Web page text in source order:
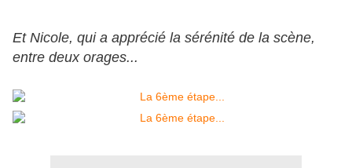
Et Nicole, qui a apprécié la sérénité de la scène,
entre deux orages...